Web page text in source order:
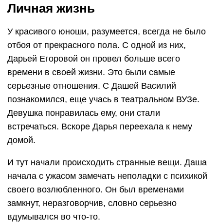
Личная жизнь
У красивого юноши, разумеется, всегда не было
отбоя от прекрасного пола. С одной из них,
Дарьей Егоровой он провел больше всего
времени в своей жизни. Это были самые
серьезные отношения. С Дашей Василий
познакомился, еще учась в театральном ВУЗе.
Девушка понравилась ему, они стали
встречаться. Вскоре Дарья переехала к нему
домой.
И тут начали происходить странные вещи. Даша
начала с ужасом замечать неполадки с психикой
своего возлюбленного. Он был временами
замкнут, неразговорчив, словно серьезно
вдумывался во что-то.